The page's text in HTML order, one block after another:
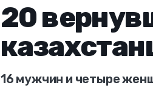
20
16 мужчин и четыре